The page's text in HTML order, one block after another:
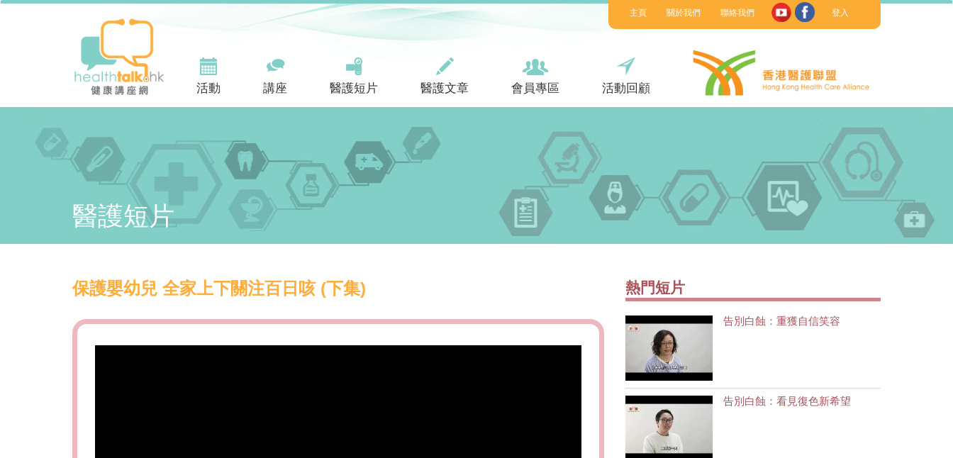
活動 講座 醫護短片 醫護文章 會員專區 活動回顧
主頁 關於我們 聯絡我們 登入
醫護短片
保護嬰幼兒 全家上下關注百日咳 (下集) 熱門短片
告別白蝕：重獲自信笑容
告別白蝕：看見復色新希望